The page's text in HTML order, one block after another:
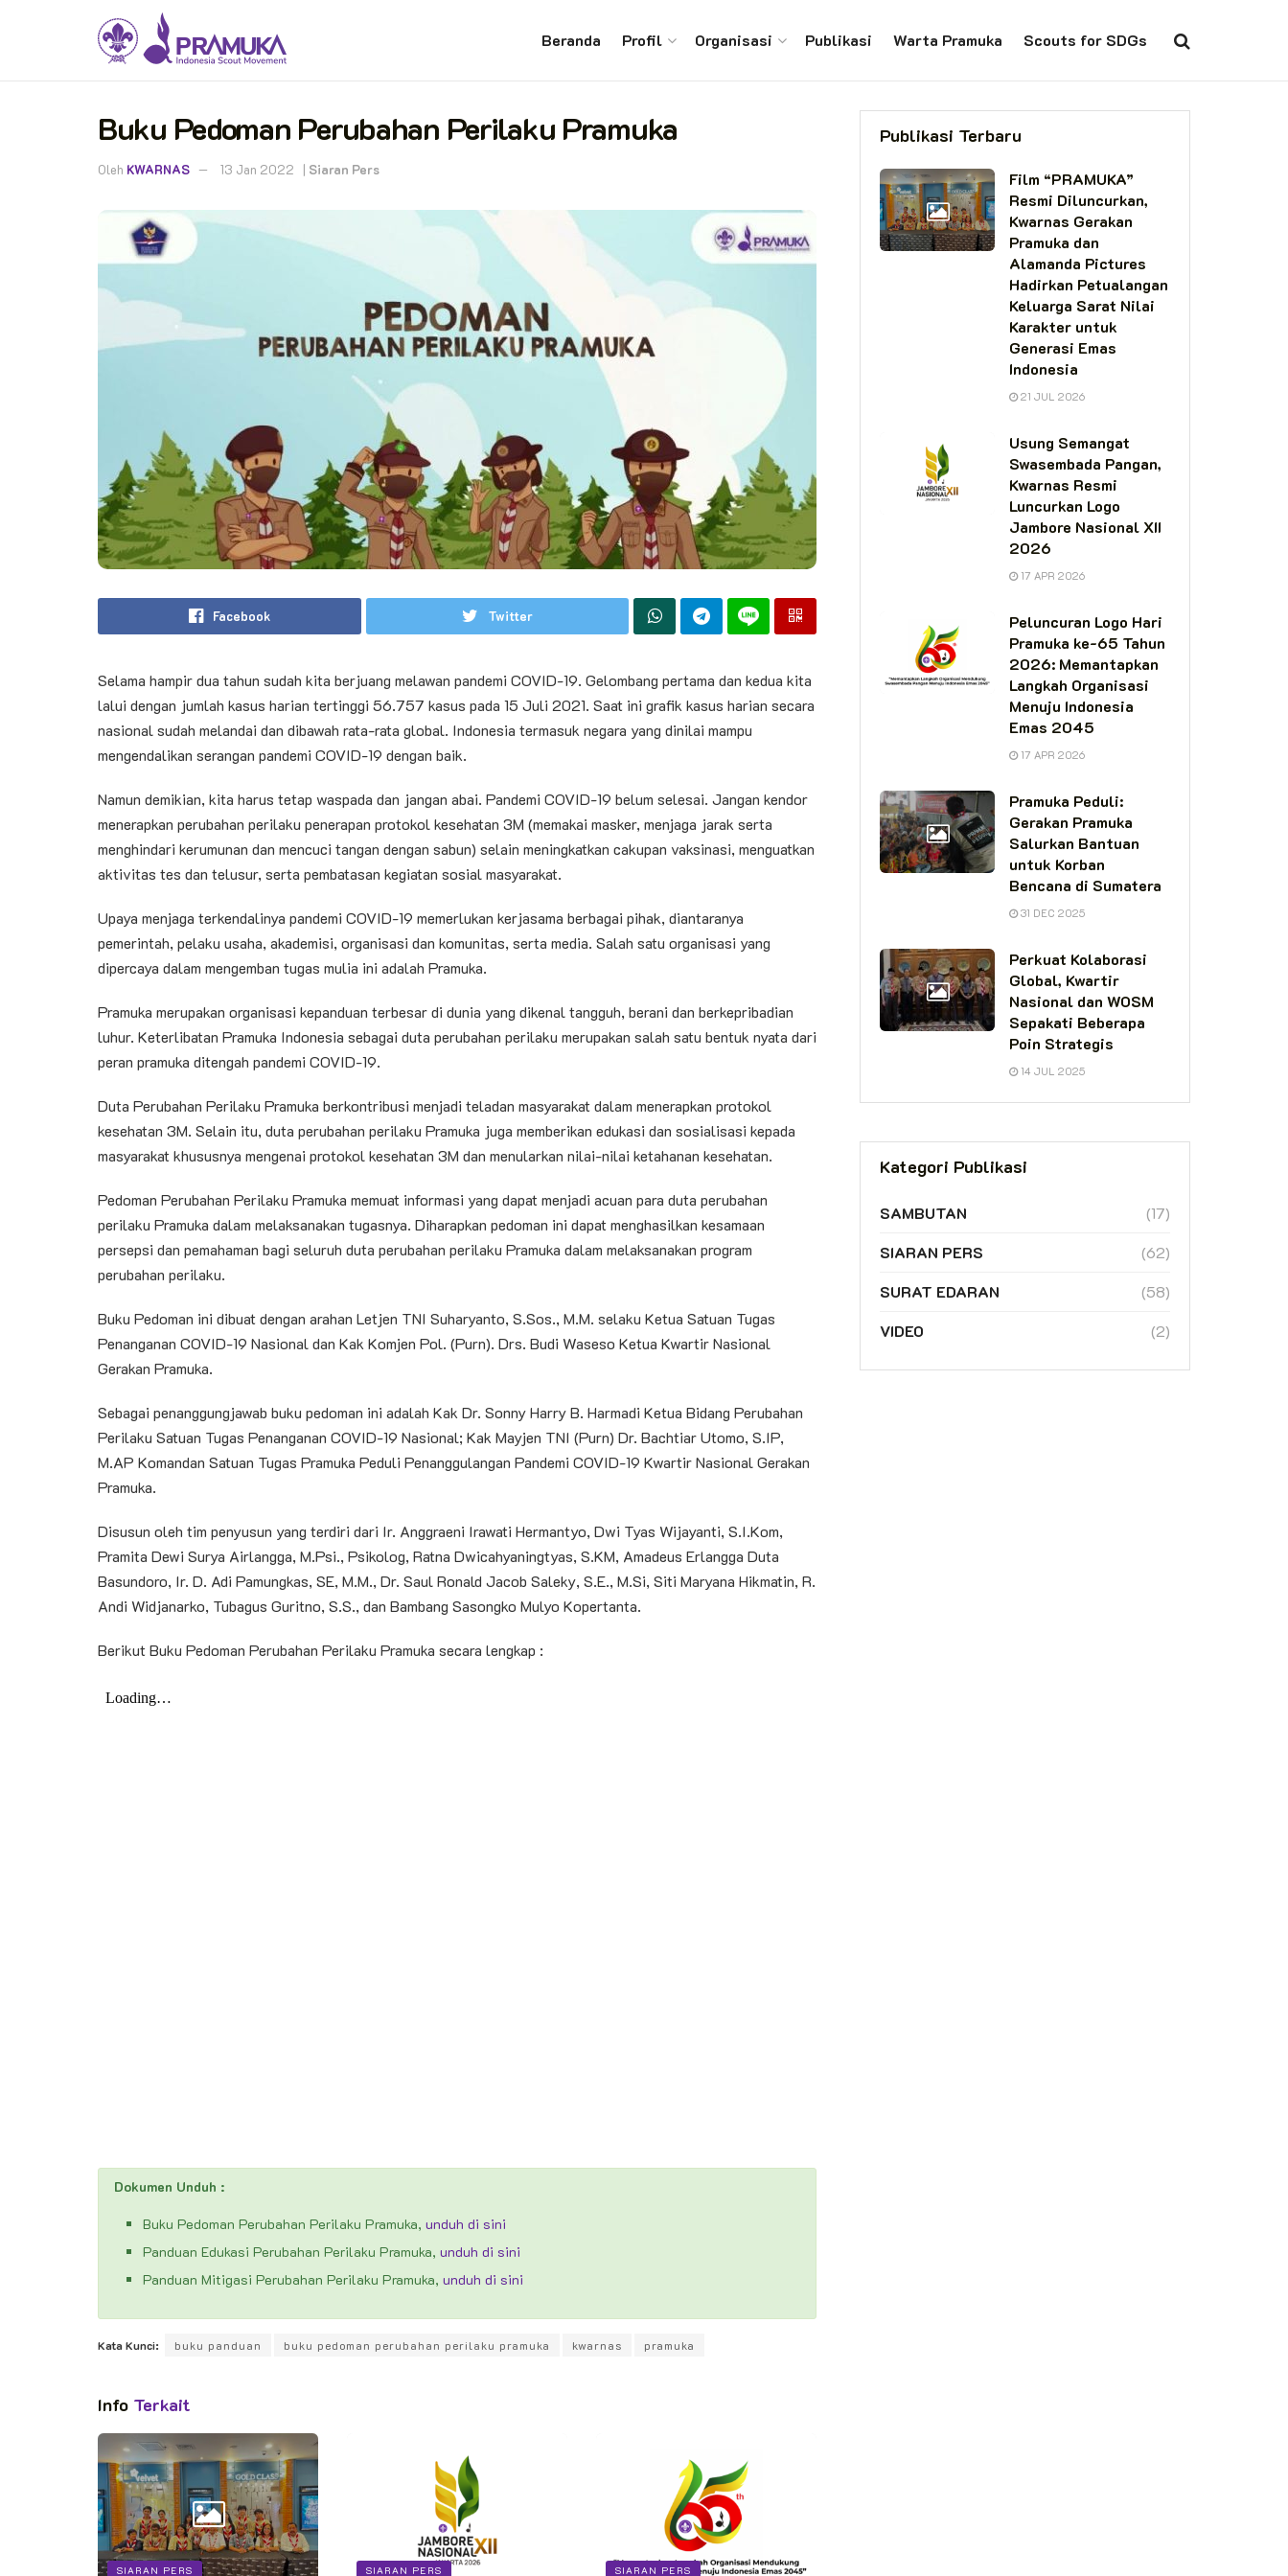
Beranda Profil Organisasi Publikasi Warta Pramuka Scouts for SDGs
Buku Pedoman Perubahan Perilaku Pramuka
Oleh KWARNAS 13 Jan 2022 | Siaran Pers
Facebook Twitter
Selama hampir dua tahun sudah kita berjuang melawan pandemi COVID-19. Gelombang pertama dan kedua kita
lalui dengan jumlah kasus harian tertinggi 56.757 kasus pada 15 Juli 2021. Saat ini grafik kasus harian secara
nasional sudah melandai dan dibawah rata-rata global. Indonesia termasuk negara yang dinilai mampu
mengendalikan serangan pandemi COVID-19 dengan baik.
Namun demikian, kita harus tetap waspada dan jangan abai. Pandemi COVID-19 belum selesai. Jangan kendor
menerapkan perubahan perilaku penerapan protokol kesehatan 3M (memakai masker, menjaga jarak serta
menghindari kerumunan dan mencuci tangan dengan sabun) selain meningkatkan cakupan vaksinasi, menguatkan
aktivitas tes dan telusur, serta pembatasan kegiatan sosial masyarakat.
Upaya menjaga terkendalinya pandemi COVID-19 memerlukan kerjasama berbagai pihak, diantaranya
pemerintah, pelaku usaha, akademisi, organisasi dan komunitas, serta media. Salah satu organisasi yang
dipercaya dalam mengemban tugas mulia ini adalah Pramuka.
Pramuka merupakan organisasi kepanduan terbesar di dunia yang dikenal tangguh, berani dan berkepribadian
luhur. Keterlibatan Pramuka Indonesia sebagai duta perubahan perilaku merupakan salah satu bentuk nyata dari
peran pramuka ditengah pandemi COVID-19.
Duta Perubahan Perilaku Pramuka berkontribusi menjadi teladan masyarakat dalam menerapkan protokol
kesehatan 3M. Selain itu, duta perubahan perilaku Pramuka juga memberikan edukasi dan sosialisasi kepada
masyarakat khususnya mengenai protokol kesehatan 3M dan menularkan nilai-nilai ketahanan kesehatan.
Pedoman Perubahan Perilaku Pramuka memuat informasi yang dapat menjadi acuan para duta perubahan
perilaku Pramuka dalam melaksanakan tugasnya. Diharapkan pedoman ini dapat menghasilkan kesamaan
persepsi dan pemahaman bagi seluruh duta perubahan perilaku Pramuka dalam melaksanakan program
perubahan perilaku.
Buku Pedoman ini dibuat dengan arahan Letjen TNI Suharyanto, S.Sos., M.M. selaku Ketua Satuan Tugas
Penanganan COVID-19 Nasional dan Kak Komjen Pol. (Purn). Drs. Budi Waseso Ketua Kwartir Nasional
Gerakan Pramuka.
Sebagai penanggungjawab buku pedoman ini adalah Kak Dr. Sonny Harry B. Harmadi Ketua Bidang Perubahan
Perilaku Satuan Tugas Penanganan COVID-19 Nasional; Kak Mayjen TNI (Purn) Dr. Bachtiar Utomo, S.IP,
M.AP Komandan Satuan Tugas Pramuka Peduli Penanggulangan Pandemi COVID-19 Kwartir Nasional Gerakan
Pramuka.
Disusun oleh tim penyusun yang terdiri dari Ir. Anggraeni Irawati Hermantyo, Dwi Tyas Wijayanti, S.I.Kom,
Pramita Dewi Surya Airlangga, M.Psi., Psikolog, Ratna Dwicahyaningtyas, S.KM, Amadeus Erlangga Duta
Basundoro, Ir. D. Adi Pamungkas, SE, M.M., Dr. Saul Ronald Jacob Saleky, S.E., M.Si, Siti Maryana Hikmatin, R.
Andi Widjanarko, Tubagus Guritno, S.S., dan Bambang Sasongko Mulyo Kopertanta.
Berikut Buku Pedoman Perubahan Perilaku Pramuka secara lengkap :
Dokumen Unduh :
Buku Pedoman Perubahan Perilaku Pramuka, unduh di sini
Panduan Edukasi Perubahan Perilaku Pramuka, unduh di sini
Panduan Mitigasi Perubahan Perilaku Pramuka, unduh di sini
Kata Kunci: buku panduan buku pedoman perubahan perilaku pramuka kwarnas pramuka
Info Terkait
SIARAN PERS SIARAN PERS SIARAN PERS
Publikasi Terbaru
Film “PRAMUKA”
Resmi Diluncurkan,
Kwarnas Gerakan
Pramuka dan
Alamanda Pictures
Hadirkan Petualangan
Keluarga Sarat Nilai
Karakter untuk
Generasi Emas
Indonesia
21 JUL 2026
Usung Semangat
Swasembada Pangan,
Kwarnas Resmi
Luncurkan Logo
Jambore Nasional XII
2026
17 APR 2026
Peluncuran Logo Hari
Pramuka ke-65 Tahun
2026: Memantapkan
Langkah Organisasi
Menuju Indonesia
Emas 2045
17 APR 2026
Pramuka Peduli:
Gerakan Pramuka
Salurkan Bantuan
untuk Korban
Bencana di Sumatera
31 DEC 2025
Perkuat Kolaborasi
Global, Kwartir
Nasional dan WOSM
Sepakati Beberapa
Poin Strategis
14 JUL 2025
Kategori Publikasi
SAMBUTAN
(17)
SIARAN PERS
(62)
SURAT EDARAN
(58)
VIDEO
(2)